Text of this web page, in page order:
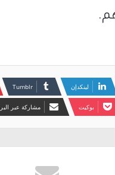
لينكدإن
بوكيت مشاركة عبر